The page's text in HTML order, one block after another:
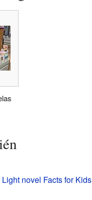
Light novel Facts for Kids